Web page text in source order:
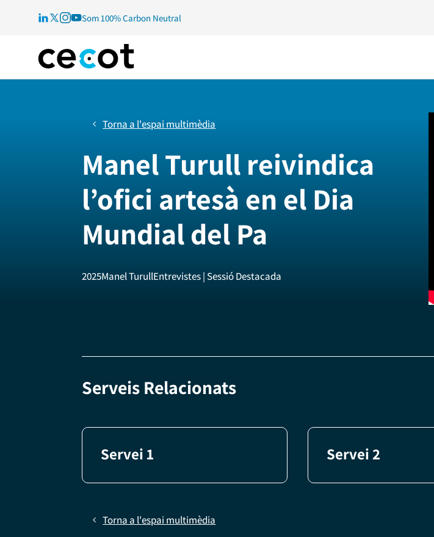
Som 100% Carbon Neutral
Torna a l'espai multimèdia
Manel Turull reivindica
l’ofici artesà en el Dia
Mundial del Pa
2025Manel TurullEntrevistes | Sessió Destacada
Serveis Relacionats
Servei 1 Servei 2
Torna a l'espai multimèdia